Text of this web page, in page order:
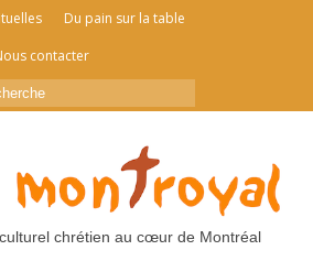
Du pain sur la table
contacter
chrétien au cœur de Montréal